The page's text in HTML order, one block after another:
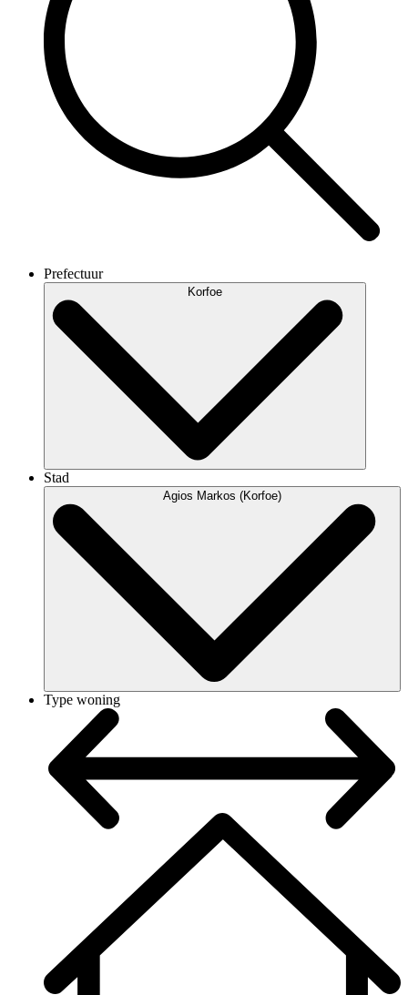
Prefectuur
Korfoe
Stad
Agios Markos (Korfoe)
Type woning